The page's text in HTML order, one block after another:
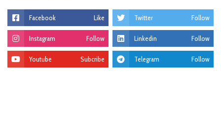
Facebook Like Twitter Follow
Instagram Follow Linkedin Follow
Youtube Subcribe Telegram Follow